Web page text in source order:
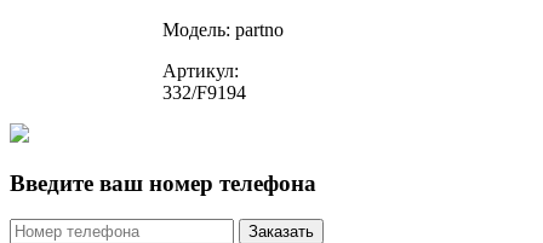
Модель: partno
Артикул:
332/F9194
Введите ваш номер телефона
Заказать